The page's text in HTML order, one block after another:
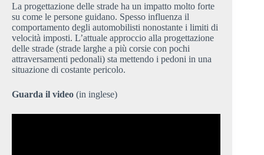
La progettazione delle strade ha un impatto molto forte
su come le persone guidano. Spesso influenza il
comportamento degli automobilisti nonostante i limiti di
velocità imposti. L’attuale approccio alla progettazione
delle strade (strade larghe a più corsie con pochi
attraversamenti pedonali) sta mettendo i pedoni in una
situazione di costante pericolo.
Guarda il video (in inglese)